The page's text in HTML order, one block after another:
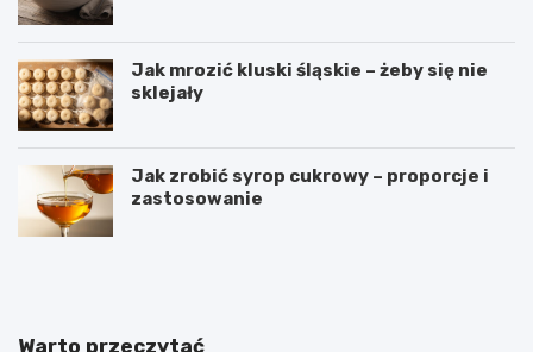
Jak mrozić kluski śląskie – żeby się nie
sklejały
Jak zrobić syrop cukrowy – proporcje i
zastosowanie
B
y
S
t
Warto przeczytać